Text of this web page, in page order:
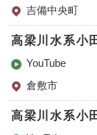
吉備中央町
高梁川水系小
YouTube
倉敷市
高梁川水系小